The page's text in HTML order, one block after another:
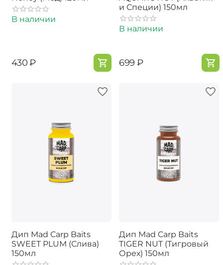
В наличии
‍430‍ ₽
и Специи) 150мл
В наличии
‍699‍ ₽
Дип Mad Carp Baits
SWEET PLUM (Слива)
150мл
Дип Mad Carp Baits
TIGER NUT (Тигровый
Орех) 150мл